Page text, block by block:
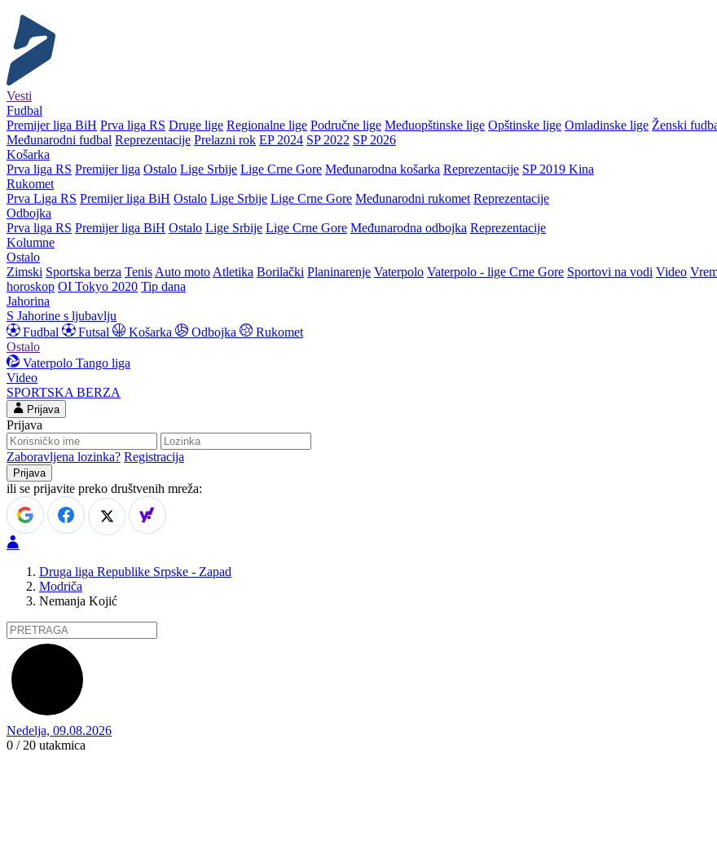
Vesti
Fudbal
Premijer liga BiH Prva liga RS Druge lige Regionalne lige Područne lige Međuopštinske lige Opštinske lige Omladinske lige Ženski
Međunarodni fudbal Reprezentacije Prelazni rok EP 2024 SP 2022 SP 2026
Košarka
Prva liga RS Premijer liga Ostalo Lige Srbije Lige Crne Gore Međunarodna košarka Reprezentacije SP 2019 Kina
Rukomet
Prva Liga RS Premijer liga BiH Ostalo Lige Srbije Lige Crne Gore Međunarodni rukomet Reprezentacije
Odbojka
Prva liga RS Premijer liga BiH Ostalo Lige Srbije Lige Crne Gore Međunarodna odbojka Reprezentacije
Kolumne
Ostalo
Zimski Sportska berza Tenis Auto moto Atletika Borilački Planinarenje Vaterpolo Vaterpolo - lige Crne Gore Sportovi na vodi Video
horoskop OI Tokyo 2020 Tip dana
Jahorina
S Jahorine s ljubavlju
Fudbal
Futsal Košarka Odbojka
Rukomet
Ostalo
Vaterpolo Tango liga
Video
SPORTSKA BERZA
Prijava
Prijava
Zaboravljena lozinka? Registracija
ili se prijavite preko društvenih mreža:
Druga liga Republike Srpske - Zapad
Modriča
Nemanja Kojić
Nedelja, 09.08.2026
0 / 20 utakmica